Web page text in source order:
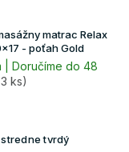
matrac Relax
120x200x17 - poťah Gold
| Doručíme do 48
ks)
stredne tvrdý